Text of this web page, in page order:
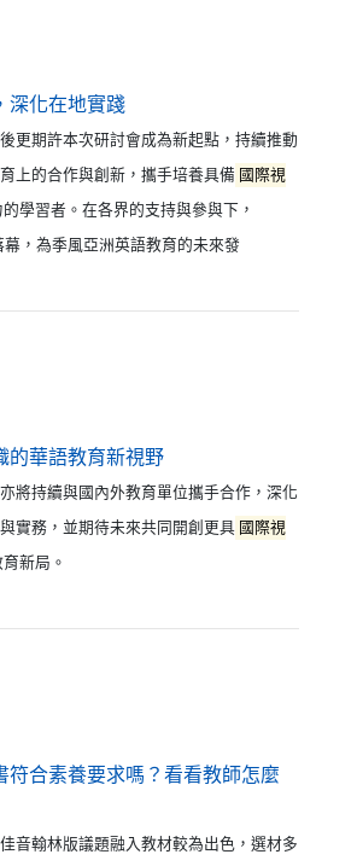
深化在地實踐（另開新視窗）
更期許本次研討會成為新起點，持續推動
上的合作與創新，攜手培養具備 國際視
學習者。在各界的支持與參與下，
幕，為季風亞洲英語教育的未來發
的華語教育新視野（另開新視窗）
將持續與國內外教育單位攜手合作，深化
實務，並期待未來共同開創更具 國際視
新局。
符合素養要求嗎？看看教師怎麼
音翰林版議題融入教材較為出色，選材多